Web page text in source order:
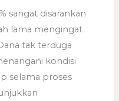
sangat disarankan
lama mengingat
tak terduga
kondisi
selama proses